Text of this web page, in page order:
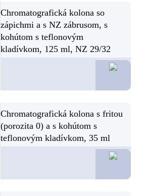
Chromatografická kolona so
zápichmi a s NZ zábrusom, s
kohútom s teflonovým
kladívkom, 125 ml, NZ 29/32
Chromatografická kolona s fritou
(porozita 0) a s kohútom s
teflonovým kladívkom, 35 ml